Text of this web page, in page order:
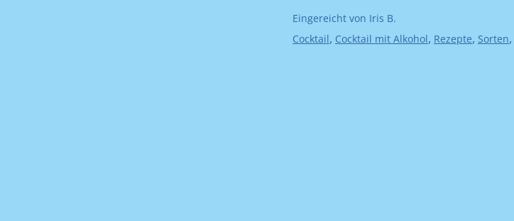
Eingereicht von Iris B.
Kategorisiert
Cocktail, Cocktail mit Alkohol, Rezepte, Sorten,